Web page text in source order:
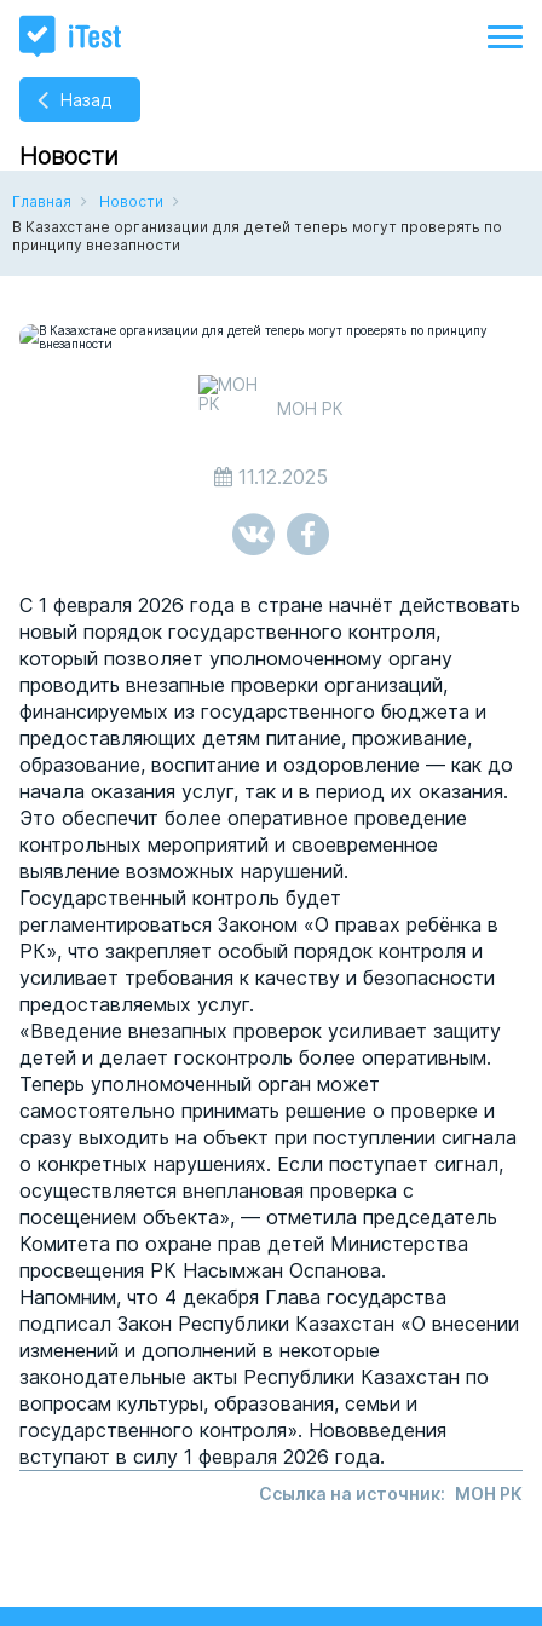
Назад
Новости
Главная
Новости
В Казахстане организации для детей теперь могут проверять по
принципу внезапности
МОН РК
11.12.2025
С 1 февраля 2026 года в стране начнёт действовать
новый порядок государственного контроля,
который позволяет уполномоченному органу
проводить внезапные проверки организаций,
финансируемых из государственного бюджета и
предоставляющих детям питание, проживание,
образование, воспитание и оздоровление — как до
начала оказания услуг, так и в период их оказания.
Это обеспечит более оперативное проведение
контрольных мероприятий и своевременное
выявление возможных нарушений.
Государственный контроль будет
регламентироваться Законом «О правах ребёнка в
РК», что закрепляет особый порядок контроля и
усиливает требования к качеству и безопасности
предоставляемых услуг.
«Введение внезапных проверок усиливает защиту
детей и делает госконтроль более оперативным.
Теперь уполномоченный орган может
самостоятельно принимать решение о проверке и
сразу выходить на объект при поступлении сигнала
о конкретных нарушениях. Если поступает сигнал,
осуществляется внеплановая проверка с
посещением объекта», — отметила председатель
Комитета по охране прав детей Министерства
просвещения РК Насымжан Оспанова.
Напомним, что 4 декабря Глава государства
подписал Закон Республики Казахстан «О внесении
изменений и дополнений в некоторые
законодательные акты Республики Казахстан по
вопросам культуры, образования, семьи и
государственного контроля». Нововведения
вступают в силу 1 февраля 2026 года.
Ссылка на источник: МОН РК